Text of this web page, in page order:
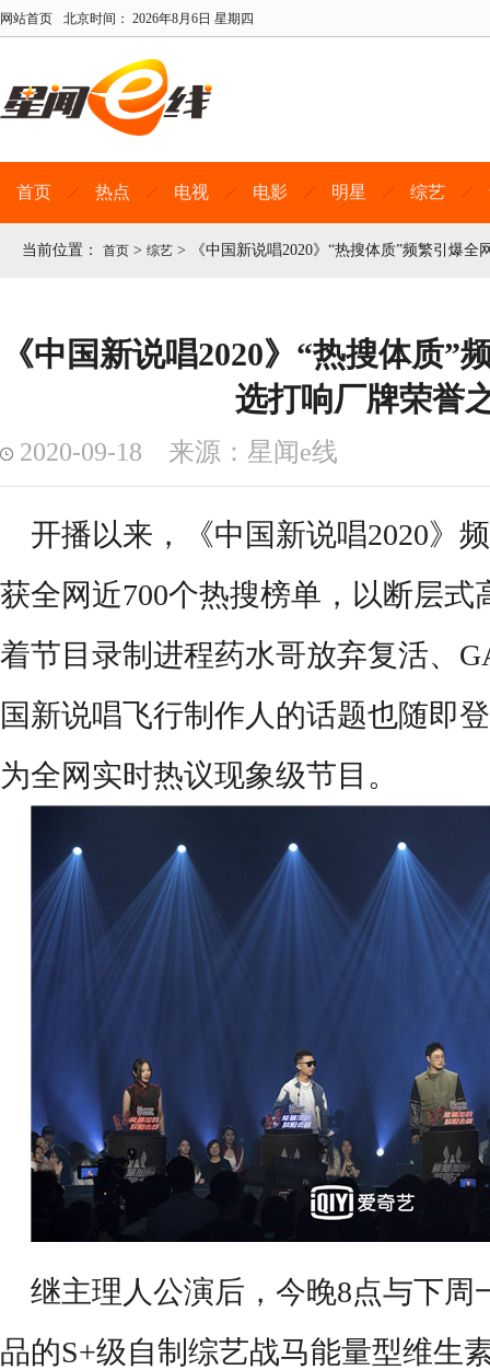
网站首页 北京时间： 2026年8月6日 星期四
首页 热点 电视 电影 明星 综艺
当前位置： 首页 > 综艺 > 《中国新说唱2020》“热搜体质”频繁引爆
《中国新说唱2020》“热搜体质”
选打响厂牌荣誉
2020-09-18 来源：星闻e线
开播以来， 《中国新说唱2020》
获全网近700个热搜榜单，以断层式
着节目录制进程药水哥放弃复活、
国新说唱飞行制作人的话题也随即
为全网实时热议现象级节目。
继主理人公演后， 今晚8点与下周
品的S+级自制综艺战马能量型维生